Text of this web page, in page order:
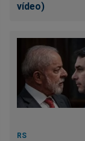
vídeo)
RS